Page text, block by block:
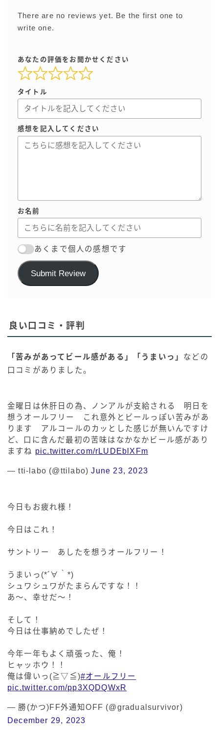
There are no reviews yet. Be the first one to
write one.
あなたの評価をお聞かせください
タイトル
感想を記入してください
お名前
あくまで個人の感想です
Submit Review
良い口コミ・評判
「苦みがあってビール感がある」「うまいっ」 などの
口コミがありました。
金曜日は休肝日の為、ノンアルが支給される 明日を
想うオールフリー これ意外とビールっぽい苦みがあ
ります アルコールのカッとした感じが無いんですけ
ど、口に含んだ最初の苦味はなかなかビール感があり
ますね pic.twitter.com/rLUDEblXFm
— tti-labo (@ttilabo)June 23, 2023
今日もお疲れ様！
今日はこれ！
サントリー あしたを想うオールフリー！
うまいっ(*´∀｀*)
シュワシュワがたまらんですな！！
あ〜、幸せだ〜！
そして！
今日は仕事納めでしたぜ！
今年一年もよく頑張った、俺！
ヒャッホウ！！
俺は偉いっ(≧▽≦)#オールフリー
pic.twitter.com/pp3XQDQWxR
— 勝(かつ)FF外通知OFF (@gradualsurvivor)
December 29, 2023